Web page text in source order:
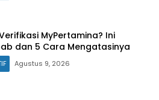
MyPertamina? Ini
dan 5 Cara Mengatasinya
Agustus 9, 2026